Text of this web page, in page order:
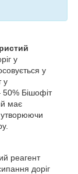
у
у
у
50% Бішофіт
має
утворюючи
реагент
доріг